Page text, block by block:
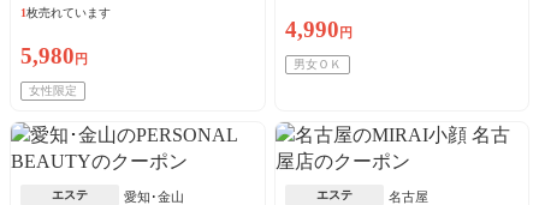
1枚売れています
5,980 円
女性限定
4,990 円
男女ＯＫ
エステ 愛知･金山 エステ 名古屋